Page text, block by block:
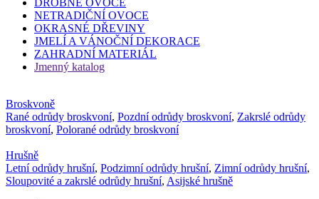
DROBNÉ OVOCE
NETRADIČNÍ OVOCE
OKRASNÉ DŘEVINY
JMELÍ A VÁNOČNÍ DEKORACE
ZAHRADNÍ MATERIÁL
Jmenný katalog
Broskvoně
Rané odrůdy broskvoní, Pozdní odrůdy broskvoní, Zakrslé odrůdy
broskvoní, Polorané odrůdy broskvoní
Hrušně
Letní odrůdy hrušní, Podzimní odrůdy hrušní, Zimní odrůdy hrušní,
Sloupovité a zakrslé odrůdy hrušní, Asijské hrušně